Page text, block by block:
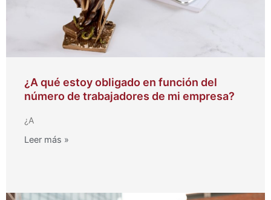
¿A qué estoy obligado en función del
número de trabajadores de mi empresa?
¿A
Leer más »